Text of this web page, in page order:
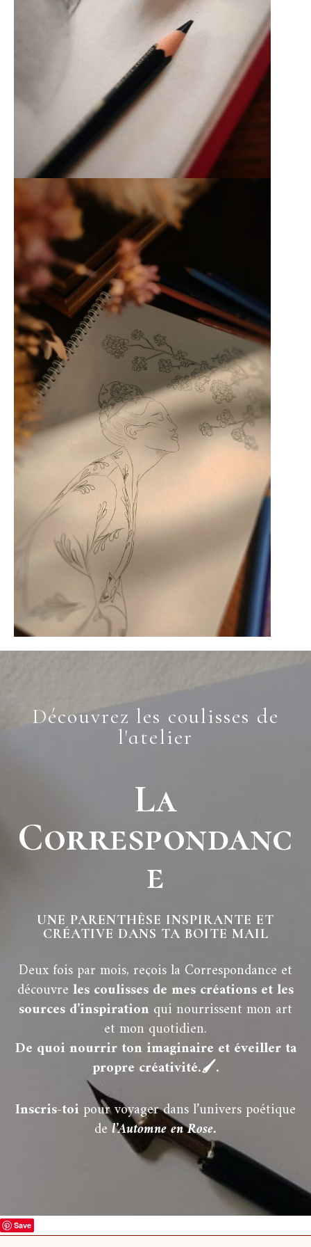
Découvrez les coulisses de
l'atelier
La
Correspondanc
E
UNE PARENTHÈSE INSPIRANTE ET
CRÉATIVE DANS TA BOITE MAIL
Deux fois par mois, reçois la Correspondance et
découvre les coulisses de mes créations et les
sources d’inspiration qui nourrissent mon art
et mon quotidien.
De quoi nourrir ton imaginaire et éveiller ta
propre créativité.🖌️.
Inscris-toi pour voyager dans l’univers poétique
del’Automne en Rose.
Save